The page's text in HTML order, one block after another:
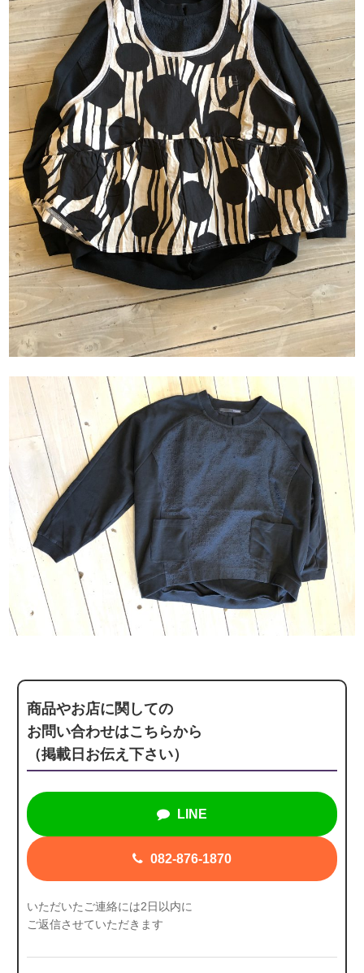
商品やお店に関しての
お問い合わせはこちらから
（掲載日お伝え下さい）
LINE
082-876-1870
いただいたご連絡には2日以内に
ご返信させていただきます